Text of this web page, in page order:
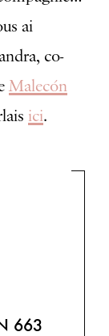
ai
co-
Malecón
ici.
663